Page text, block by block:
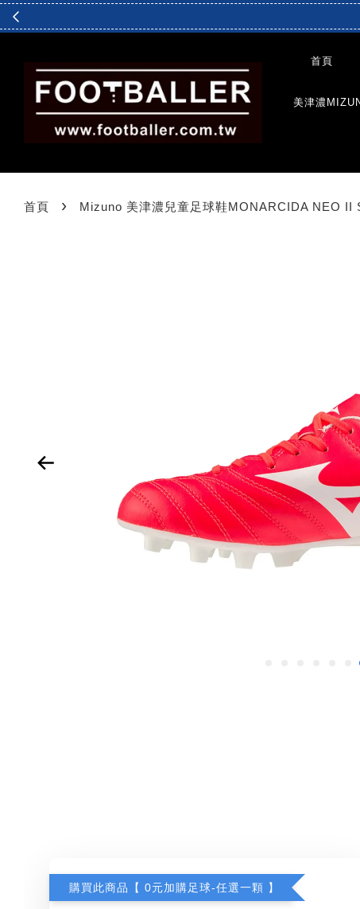
首頁
美津濃
首頁 › Mizuno 美津濃兒童足球鞋MONARCIDA NEO II
購買此商品【 0元加購足球-任選一顆 】